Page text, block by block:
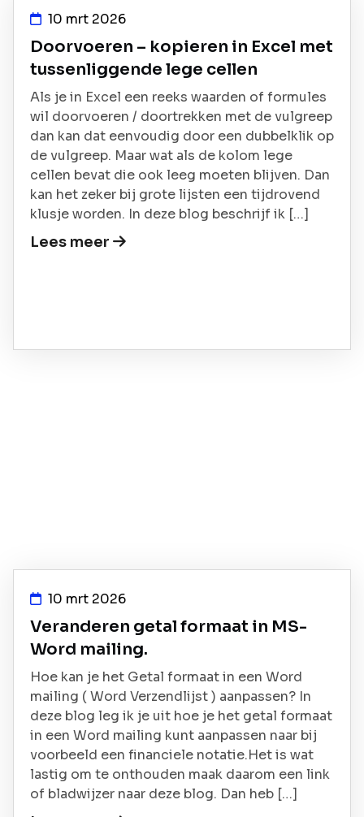
10 mrt 2026
Doorvoeren – kopieren in Excel met
tussenliggende lege cellen
Als je in Excel een reeks waarden of formules
wil doorvoeren / doortrekken met de vulgreep
dan kan dat eenvoudig door een dubbelklik op
de vulgreep. Maar wat als de kolom lege
cellen bevat die ook leeg moeten blijven. Dan
kan het zeker bij grote lijsten een tijdrovend
klusje worden. In deze blog beschrijf ik […]
Lees meer
10 mrt 2026
Veranderen getal formaat in MS-
Word mailing.
Hoe kan je het Getal formaat in een Word
mailing ( Word Verzendlijst ) aanpassen? In
deze blog leg ik je uit hoe je het getal formaat
in een Word mailing kunt aanpassen naar bij
voorbeeld een financiele notatie.Het is wat
lastig om te onthouden maak daarom een link
of bladwijzer naar deze blog. Dan heb […]